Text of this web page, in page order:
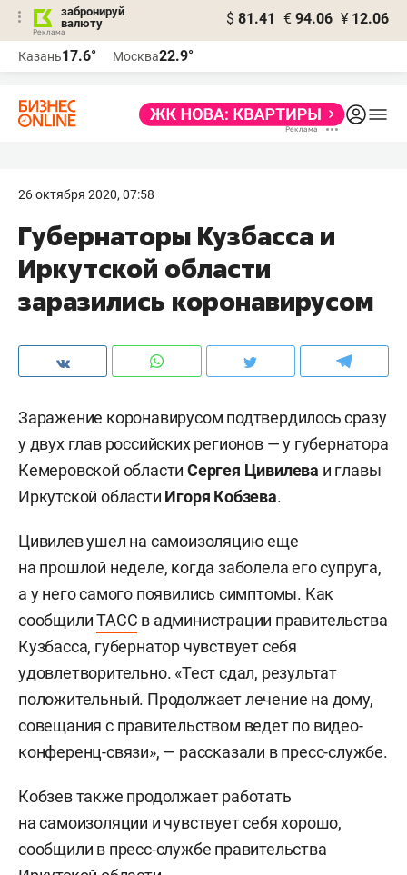
забронируй
валюту
$ 81.41 € 94.06 ¥ 12.06
Казань17.6° Москва22.9°
26 октября 2020, 07:58
Губернаторы Кузбасса и
Иркутской области
заразились коронавирусом
Заражение коронавирусом подтвердилось сразу
у двух глав российских регионов — у губернатора
Кемеровской областиСергея Цивилева и главы
Иркутской области Игоря Кобзева.
Цивилев ушел на самоизоляцию еще
на прошлой неделе, когда заболела его супруга,
а у него самого появились симптомы. Как
сообщилиТАСС в администрации правительства
Кузбасса, губернатор чувствует себя
удовлетворительно. «Тест сдал, результат
положительный. Продолжает лечение на дому,
совещания с правительством ведет по видео-
конференц-связи», — рассказали в пресс-службе.
Кобзев также продолжает работать
на самоизоляции и чувствует себя хорошо,
сообщили в пресс-службе правительства